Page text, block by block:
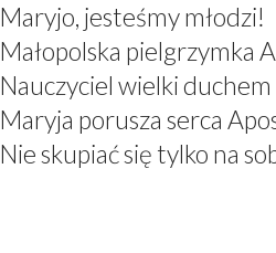
Maryjo, jesteśmy młodzi!
Małopolska pielgrzymka
Nauczyciel wielki duchem
Maryja porusza serca
Nie skupiać się tylko na